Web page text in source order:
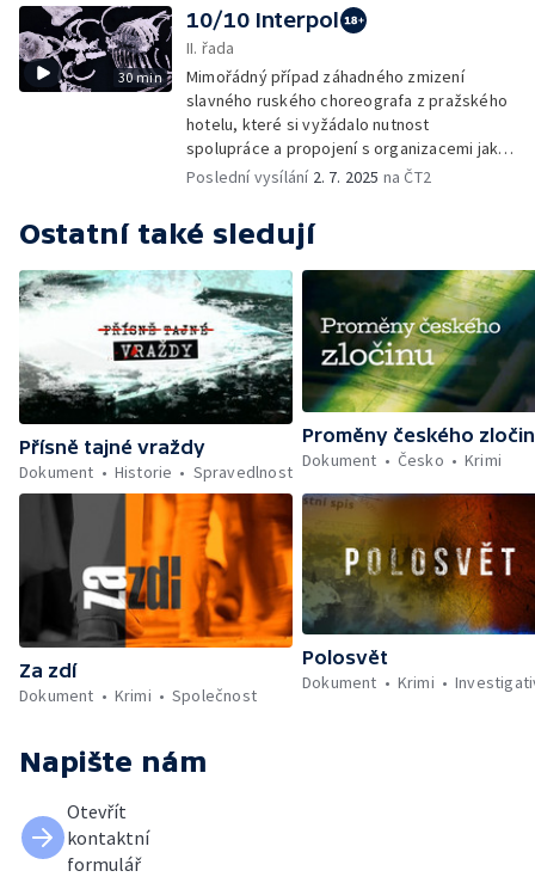
30 min
10/10 Interpol
II. řada
Mimořádný případ záhadného zmizení
slavného ruského choreografa z pražského
hotelu, které si vyžádalo nutnost
spolupráce a propojení s organizacemi jako
Europol nebo Interpol.
Poslední vysílání 2. 7. 2025 na ČT2
Ostatní také sledují
Přísně tajné vraždy
Dokument
Historie Spravedlnost
Proměny českého
Dokument
Česko Krimi
Za zdí
Dokument
Krimi Společnost
Polosvět
Dokument
Krimi
Napište nám
Otevřít
kontaktní
formulář